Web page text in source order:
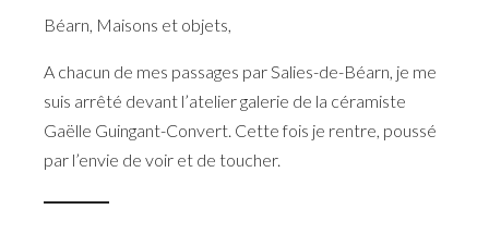
Béarn Maisons et objets
A chacun de mes passages par Salies-de-Béarn, je me
suis arrêté devant l’atelier galerie de la céramiste
Gaëlle Guingant-Convert. Cette fois je rentre, poussé
par l’envie de voir et de toucher.